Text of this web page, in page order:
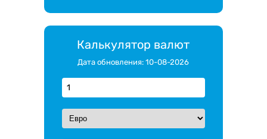
Калькулятор валют
Дата обновления: 10-08-2026